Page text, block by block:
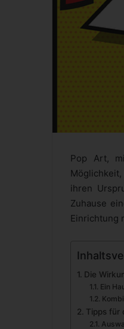
Pop Art,
Möglichkeit,
ihren
Zuhause
Einrichtung
Die
Ein
Tipps für